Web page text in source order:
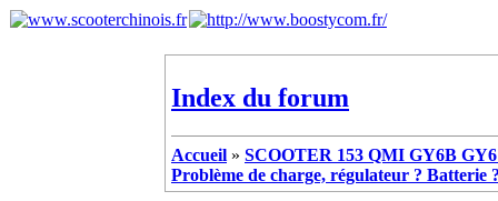
Index du forum
Accueil » SCOOTER 153 QMI GY6B
Problème de charge, régulateur ? Batterie